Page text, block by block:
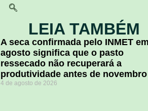
LEIA TAMBÉM
A seca confirmada pelo INMET em
agosto significa que o pasto
ressecado não recuperará a
produtividade antes de novembro
4 de agosto de 2026